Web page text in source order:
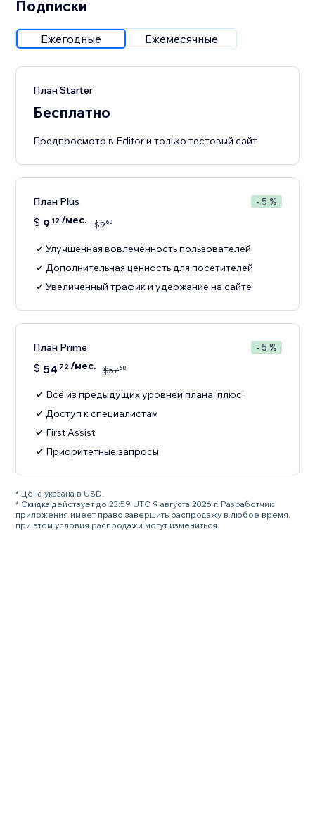
Подписки
Ежегодные Ежемесячные
План Starter
Бесплатно
Предпросмотр в Editor и только тестовый сайт
План Plus - 5 %
$ 9 12/мес. $960
Улучшенная вовлечённость пользователей
Дополнительная ценность для посетителей
Увеличенный трафик и удержание на сайте
План Prime - 5 %
$ 54 72/мес. $5760
Всё из предыдущих уровней плана, плюс:
Доступ к специалистам
First Assist
Приоритетные запросы
* Цена указана в USD.
* Скидка действует до 23:59 UTC 9 августа 2026 г. Разработчик
приложения имеет право завершить распродажу в любое время,
при этом условия распродажи могут измениться.